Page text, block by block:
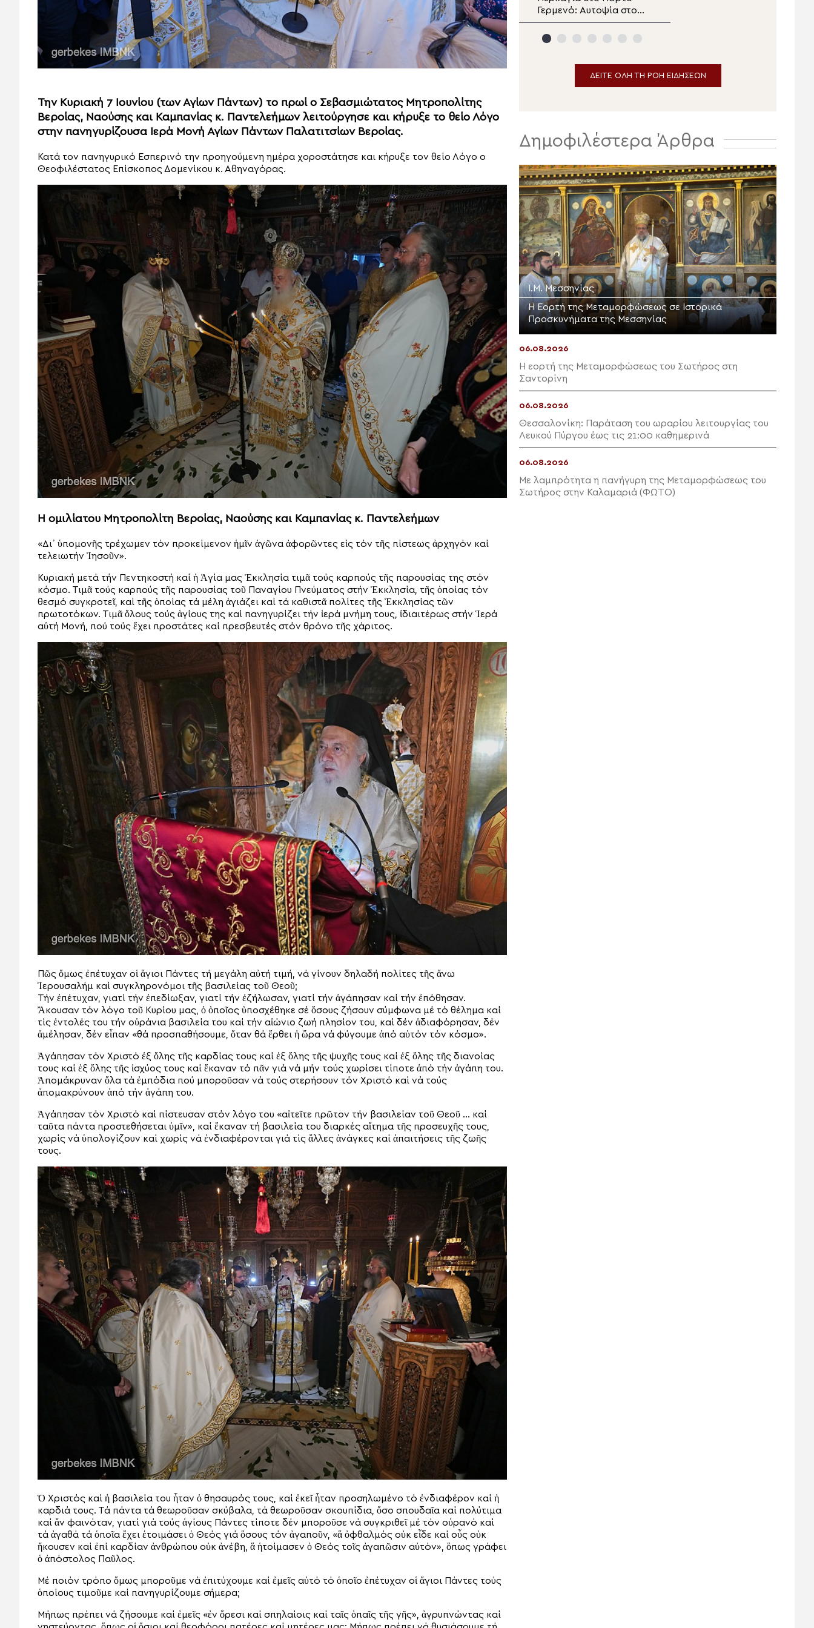
Την Κυριακή 7 Ιουνίου (των Αγίων Πάντων) το πρωί ο Σεβασμιώτατος Μητροπολίτης
Βεροίας, Ναούσης και Καμπανίας κ. Παντελεήμων λειτούργησε και κήρυξε το θείο Λόγο
στην πανηγυρίζουσα Ιερά Μονή Αγίων Πάντων Παλατιτσίων Βεροίας.
Κατά τον πανηγυρικό Εσπερινό την προηγούμενη ημέρα χοροστάτησε και κήρυξε τον θείο Λόγο ο
Θεοφιλέστατος Επίσκοπος Δομενίκου κ. Αθηναγόρας.
Η ομιλίατου Μητροπολίτη Βεροίας, Ναούσης και Καμπανίας κ. Παντελεήμων
«Δι᾽ ὑπομονῆς τρέχωμεν τόν προκείμενον ἡμῖν ἀγῶνα ἀφορῶντες εἰς τόν τῆς πίστεως ἀρχηγόν καί
τελειωτήν Ἰησοῦν».
Κυριακή μετά τήν Πεντηκοστή καί ἡ Ἁγία μας Ἐκκλησία τιμᾶ τούς καρπούς τῆς παρουσίας της στόν
κόσμο. Τιμᾶ τούς καρπούς τῆς παρουσίας τοῦ Παναγίου Πνεύματος στήν Ἐκκλησία, τῆς ὁποίας τόν
θεσμό συγκροτεῖ, καί τῆς ὁποίας τά μέλη ἁγιάζει καί τά καθιστᾶ πολίτες τῆς Ἐκκλησίας τῶν
πρωτοτόκων. Τιμᾶ ὅλους τούς ἁγίους της καί πανηγυρίζει τήν ἱερά μνήμη τους, ἰδιαιτέρως στήν Ἱερά
αὐτή Μονή, πού τούς ἔχει προστάτες καί πρεσβευτές στόν θρόνο τῆς χάριτος.
Πῶς ὅμως ἐπέτυχαν οἱ ἅγιοι Πάντες τή μεγάλη αὐτή τιμή, νά γίνουν δηλαδή πολίτες τῆς ἄνω
Ἱερουσαλήμ καί συγκληρονόμοι τῆς βασιλείας τοῦ Θεοῦ;
Τήν ἐπέτυχαν, γιατί τήν ἐπεδίωξαν, γιατί τήν ἐζήλωσαν, γιατί τήν ἀγάπησαν καί τήν ἐπόθησαν.
Ἄκουσαν τόν λόγο τοῦ Κυρίου μας, ὁ ὁποῖος ὑποσχέθηκε σέ ὅσους ζήσουν σύμφωνα μέ τό θέλημα καί
τίς ἐντολές του τήν οὐράνια βασιλεία του καί τήν αἰώνιο ζωή πλησίον του, καί δέν ἀδιαφόρησαν, δέν
ἀμέλησαν, δέν εἶπαν «θά προσπαθήσουμε, ὅταν θά ἔρθει ἡ ὥρα νά φύγουμε ἀπό αὐτόν τόν κόσμο».
Ἀγάπησαν τόν Χριστό ἐξ ὅλης τῆς καρδίας τους καί ἐξ ὅλης τῆς ψυχῆς τους καί ἐξ ὅλης τῆς διανοίας
τους καί ἐξ ὅλης τῆς ἰσχύος τους καί ἔκαναν τό πᾶν γιά νά μήν τούς χωρίσει τίποτε ἀπό τήν ἀγάπη του.
Ἀπομάκρυναν ὅλα τά ἐμπόδια πού μποροῦσαν νά τούς στερήσουν τόν Χριστό καί νά τούς
ἀπομακρύνουν ἀπό τήν ἀγάπη του.
Ἀγάπησαν τόν Χριστό καί πίστευσαν στόν λόγο του «αἰτεῖτε πρῶτον τήν βασιλείαν τοῦ Θεοῦ … καί
ταῦτα πάντα προστεθήσεται ὑμῖν», καί ἔκαναν τή βασιλεία του διαρκές αἴτημα τῆς προσευχῆς τους,
χωρίς νά ὑπολογίζουν καί χωρίς νά ἐνδιαφέρονται γιά τίς ἄλλες ἀνάγκες καί ἀπαιτήσεις τῆς ζωῆς
τους.
Ὁ Χριστός καί ἡ βασιλεία του ἦταν ὁ θησαυρός τους, καί ἐκεῖ ἦταν προσηλωμένο τό ἐνδιαφέρον καί ἡ
καρδιά τους. Τά πάντα τά θεωροῦσαν σκύβαλα, τά θεωροῦσαν σκουπίδια, ὅσο σπουδαῖα καί πολύτιμα
καί ἄν φαινόταν, γιατί γιά τούς ἁγίους Πάντες τίποτε δέν μποροῦσε νά συγκριθεῖ μέ τόν οὐρανό καί
τά ἀγαθά τά ὁποῖα ἔχει ἑτοιμάσει ὁ Θεός γιά ὅσους τόν ἀγαποῦν, «ἅ ὀφθαλμός οὐκ εἶδε καί οὖς οὐκ
ἤκουσεν καί ἐπί καρδίαν ἀνθρώπου οὐκ ἀνέβη, ἅ ἡτοίμασεν ὁ Θεός τοῖς ἀγαπῶσιν αὐτόν», ὅπως γράφει
ὁ ἀπόστολος Παῦλος.
Μέ ποιόν τρόπο ὅμως μποροῦμε νά ἐπιτύχουμε καί ἐμεῖς αὐτό τό ὁποῖο ἐπέτυχαν οἱ ἅγιοι Πάντες τούς
ὁποίους τιμοῦμε καί πανηγυρίζουμε σήμερα;
Μήπως πρέπει νά ζήσουμε καί ἐμεῖς «ἐν ὄρεσι καί σπηλαίοις καί ταῖς ὀπαῖς τῆς γῆς», ἀγρυπνώντας καί
Κυρίου: Πρόσκληση σε
προσωπική ανακαίνιση
Γερμενό: Αυτοψία στο
αρχαίο φρούριο, στα
βυζαντινά και στα
ΔΕΙΤΕ ΟΛΗ ΤΗ ΡΟΗ ΕΙΔΗΣΕΩΝ
Δημοφιλέστερα Άρθρα
Ι.Μ. Μεσσηνίας
Η Εορτή της Μεταμορφώσεως σε Ιστορικά
Προσκυνήματα της Μεσσηνίας
06.08.2026
Η εορτή της Μεταμορφώσεως του Σωτήρος στη
Σαντορίνη
06.08.2026
Θεσσαλονίκη: Παράταση του ωραρίου λειτουργίας του
Λευκού Πύργου έως τις 21:00 καθημερινά
06.08.2026
Με λαμπρότητα η πανήγυρη της Μεταμορφώσεως του
Σωτήρος στην Καλαμαριά (ΦΩΤΟ)